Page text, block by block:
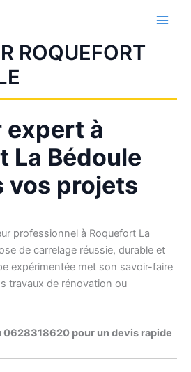
ROQUEFORT
expert à
La Bédoule
vos projets
professionnel à Roquefort La
de carrelage réussie, durable et
expérimentée met son savoir-faire
travaux de rénovation ou
pour un devis rapide